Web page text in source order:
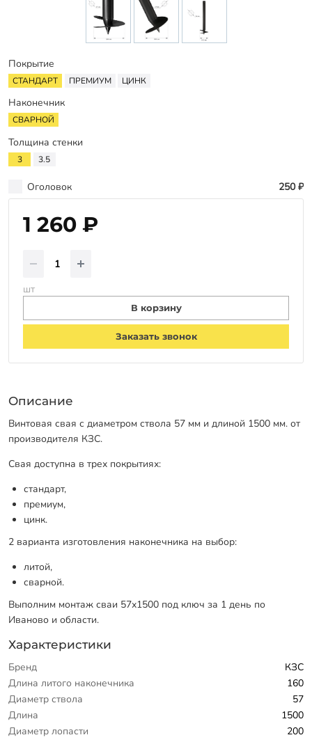
Заказать звонок
Покрытие
СТАНДАРТ ПРЕМИУМ ЦИНК
Наконечник
СВАРНОЙ
Толщина стенки
3 3.5
Оголовок 250 ₽
1 260 ₽
шт
В корзину
Заказать звонок
Описание
Винтовая свая с диаметром ствола 57 мм и длиной 1500 мм. от
производителя КЗС.
Свая доступна в трех покрытиях:
стандарт,
премиум,
цинк.
2 варианта изготовления наконечника на выбор:
литой,
сварной.
Выполним монтаж сваи 57х1500 под ключ за 1 день по
Иваново и области.
Характеристики
Бренд
КЗС
Длина литого наконечника
160
Диаметр ствола
57
Длина
1500
Диаметр лопасти
200